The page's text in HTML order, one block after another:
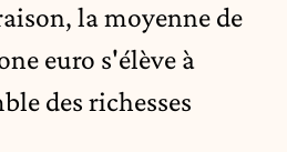
la moyenne de
euro s'élève à
des richesses